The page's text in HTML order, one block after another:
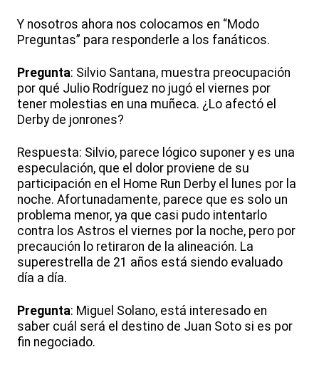
Y nosotros ahora nos colocamos en “Modo
Preguntas” para responderle a los fanáticos.
Pregunta: Silvio Santana, muestra preocupación
por qué Julio Rodríguez no jugó el viernes por
tener molestias en una muñeca. ¿Lo afectó el
Derby de jonrones?
Respuesta: Silvio, parece lógico suponer y es una
especulación, que el dolor proviene de su
participación en el Home Run Derby el lunes por la
noche. Afortunadamente, parece que es solo un
problema menor, ya que casi pudo intentarlo
contra los Astros el viernes por la noche, pero por
precaución lo retiraron de la alineación. La
superestrella de 21 años está siendo evaluado
día a día.
Pregunta: Miguel Solano, está interesado en
saber cuál será el destino de Juan Soto si es por
fin negociado.